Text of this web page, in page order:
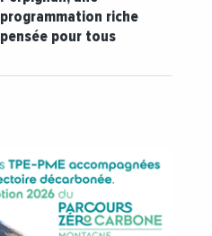
programmation riche
pensée pour tous